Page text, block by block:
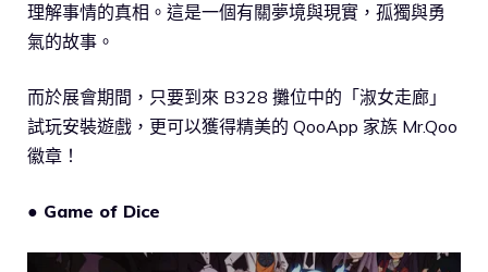
理解事情的真相。這是一個有關夢境與現實，孤獨與勇
氣的故事。
而於展會期間，只要到來 B328 攤位中的「淑女走廊」
試玩安裝遊戲，更可以獲得精美的 QooApp 家族 Mr.Qoo
徽章！
● Game of Dice